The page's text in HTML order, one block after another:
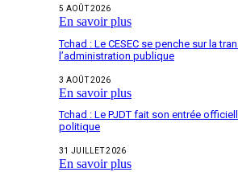
5 AOÛT 2026
En savoir plus
Tchad : Le CESEC se penche sur la
l’administration publique
3 AOÛT 2026
En savoir plus
Tchad : Le PJDT fait son entrée
politique
31 JUILLET 2026
En savoir plus